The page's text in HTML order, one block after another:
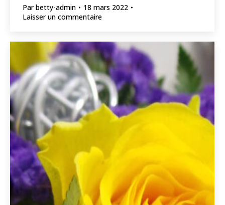
Parbetty-admin
18 mars 2022
Laisser un commentaire